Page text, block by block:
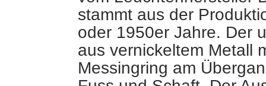
stammt aus der
oder 1950er Jahre. Der
aus vernickeltem Metall
Messingring am